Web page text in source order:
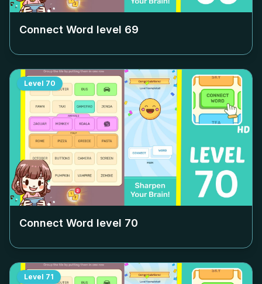
Connect Word level 69
Level 70
Connect Word level 70
Level 71